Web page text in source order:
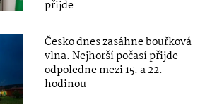
přijde
Česko dnes zasáhne bouřková
vlna. Nejhorší počasí přijde
odpoledne mezi 15. a 22.
hodinou